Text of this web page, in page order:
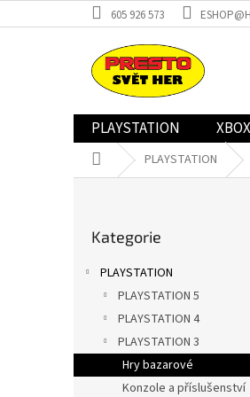
na
605 926 573
PLAYSTATION XBOX
Domů PLAYSTATION
a
kategorie
Kategorie
PLAYSTATION
PLAYSTATION 5
PLAYSTATION 4
PLAYSTATION 3
Hry bazarové
Konzole a příslušenství